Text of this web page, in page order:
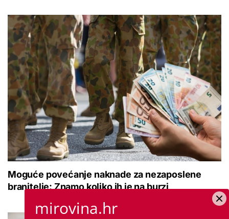
Moguće povećanje naknade za nezaposlene
branitelje: Znamo koliko ih je na burzi
mirovina.hr